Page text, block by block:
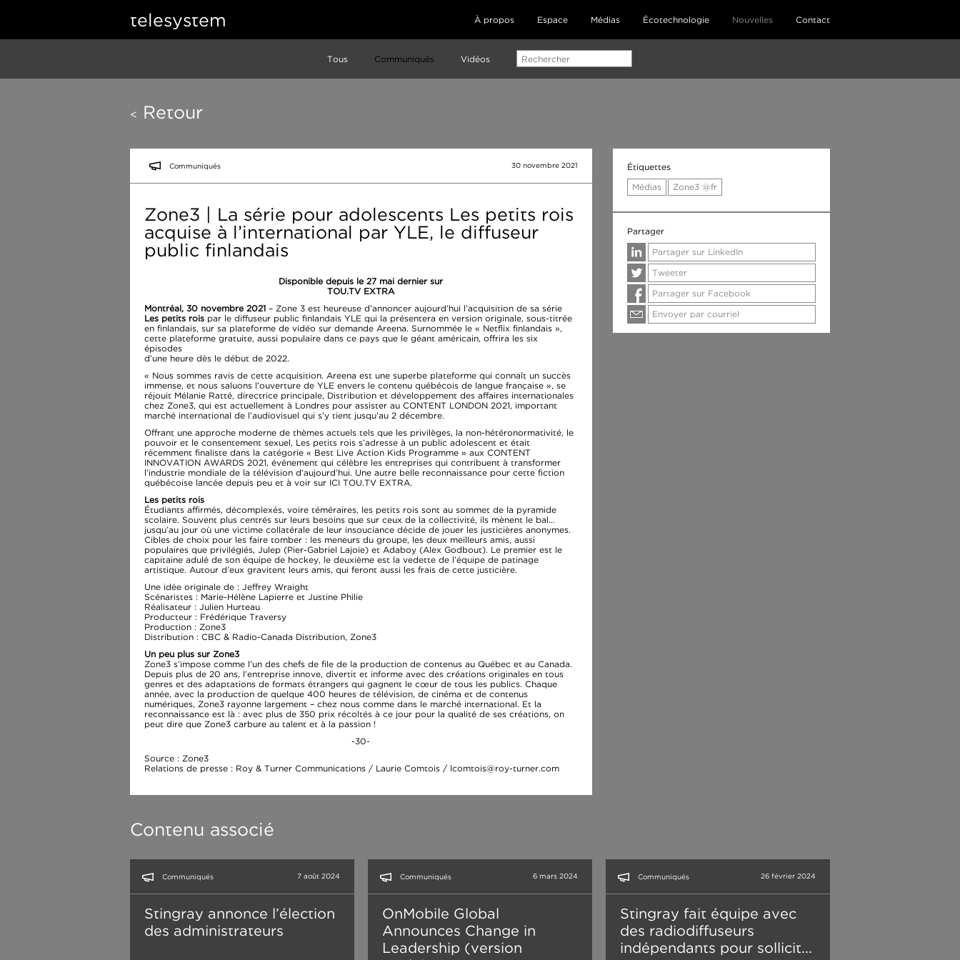
telesystem Contact
Nouvelles
Écotechnologie
Médias
Espace
À propos
Tous Communiqués Vidéos
< Retour
Communiqués 30 novembre 2021
Zone3 | La série pour adolescents Les petits rois
acquise à l’international par YLE, le diffuseur
public finlandais
Disponible depuis le 27 mai dernier sur
TOU.TV EXTRA
Montréal, 30 novembre 2021 – Zone 3 est heureuse d’annoncer aujourd’hui l’acquisition de sa série
Les petits rois par le diffuseur public finlandais YLE qui la présentera en version originale, sous-titrée
en finlandais, sur sa plateforme de vidéo sur demande Areena. Surnommée le « Netflix finlandais »,
cette plateforme gratuite, aussi populaire dans ce pays que le géant américain, offrira les six
épisodes
d’une heure dès le début de 2022.
« Nous sommes ravis de cette acquisition. Areena est une superbe plateforme qui connaît un succès
immense, et nous saluons l’ouverture de YLE envers le contenu québécois de langue française », se
réjouit Mélanie Ratté, directrice principale, Distribution et développement des affaires internationales
chez Zone3, qui est actuellement à Londres pour assister au CONTENT LONDON 2021, important
marché international de l’audiovisuel qui s’y tient jusqu’au 2 décembre.
Offrant une approche moderne de thèmes actuels tels que les privilèges, la non-hétéronormativité, le
pouvoir et le consentement sexuel, Les petits rois s’adresse à un public adolescent et était
récemment finaliste dans la catégorie « Best Live Action Kids Programme » aux CONTENT
INNOVATION AWARDS 2021, événement qui célèbre les entreprises qui contribuent à transformer
l’industrie mondiale de la télévision d’aujourd’hui. Une autre belle reconnaissance pour cette fiction
québécoise lancée depuis peu et à voir sur ICI TOU.TV EXTRA.
Les petits rois
Étudiants affirmés, décomplexés, voire téméraires, les petits rois sont au sommet de la pyramide
scolaire. Souvent plus centrés sur leurs besoins que sur ceux de la collectivité, ils mènent le bal…
jusqu’au jour où une victime collatérale de leur insouciance décide de jouer les justicières anonymes.
Cibles de choix pour les faire tomber : les meneurs du groupe, les deux meilleurs amis, aussi
populaires que privilégiés, Julep (Pier-Gabriel Lajoie) et Adaboy (Alex Godbout). Le premier est le
capitaine adulé de son équipe de hockey, le deuxième est la vedette de l’équipe de patinage
artistique. Autour d’eux gravitent leurs amis, qui feront aussi les frais de cette justicière.
Une idée originale de : Jeffrey Wraight
Scénaristes : Marie-Hélène Lapierre et Justine Philie
Réalisateur : Julien Hurteau
Producteur : Frédérique Traversy
Production : Zone3
Distribution : CBC & Radio-Canada Distribution, Zone3
Un peu plus sur Zone3
Zone3 s’impose comme l’un des chefs de file de la production de contenus au Québec et au Canada.
Depuis plus de 20 ans, l’entreprise innove, divertit et informe avec des créations originales en tous
genres et des adaptations de formats étrangers qui gagnent le cœur de tous les publics. Chaque
année, avec la production de quelque 400 heures de télévision, de cinéma et de contenus
numériques, Zone3 rayonne largement – chez nous comme dans le marché international. Et la
reconnaissance est là : avec plus de 350 prix récoltés à ce jour pour la qualité de ses créations, on
peut dire que Zone3 carbure au talent et à la passion !
-30-
Source : Zone3
Relations de presse : Roy & Turner Communications / Laurie Comtois / lcomtois@roy-turner.com
Étiquettes
Médias Zone3 @fr
Partager
Partager sur LinkedIn
Tweeter
Partager sur Facebook
Envoyer par courriel
Contenu associé
Communiqués 7 août 2024
Stingray annonce l’élection
des administrateurs
Communiqués 6 mars 2024
OnMobile Global
Announces Change in
Leadership (version
Communiqués 26 février 2024
Stingray fait équipe avec
des radiodiffuseurs
indépendants pour sollicit...